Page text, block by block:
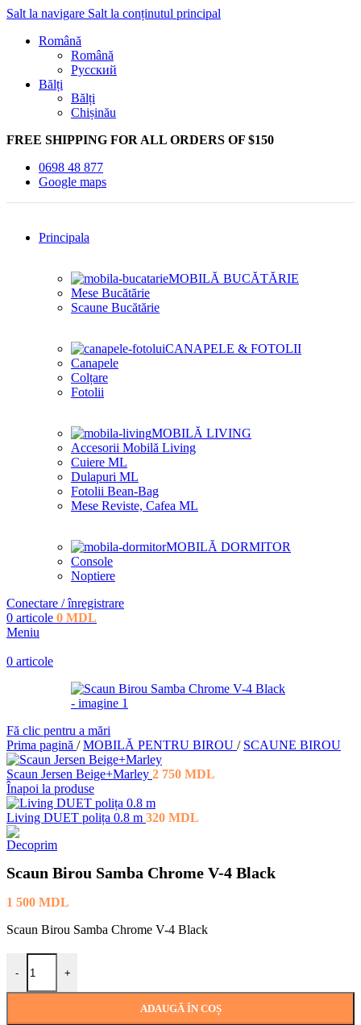
Salt la navigare Salt la conținutul principal
Română
Română
Русский
Bălți
Bălți
Chișinău
FREE SHIPPING FOR ALL ORDERS OF $150
0698 48 877
Google maps
Principala
MOBILĂ BUCĂTĂRIE
Mese Bucătărie
Scaune Bucătărie
CANAPELE & FOTOLII
Canapele
Colțare
Fotolii
MOBILĂ LIVING
Accesorii Mobilă Living
Cuiere ML
Dulapuri ML
Fotolii Bean-Bag
Mese Reviste, Cafea ML
MOBILĂ DORMITOR
Console
Noptiere
Conectare / înregistrare
0 articole 0 MDL
Meniu
0 articole
Fă clic pentru a mări
Prima pagină / MOBILĂ PENTRU BIROU / SCAUNE BIROU
Scaun Jersen Beige+Marley 2 750 MDL
Înapoi la produse
Living DUET polița 0.8 m 320 MDL
Scaun Birou Samba Chrome V-4 Black
1 500 MDL
Scaun Birou Samba Chrome V-4 Black
-
Cantitate Scaun Birou Samba Chrome V-4 Black
+
ADAUGĂ ÎN COȘ